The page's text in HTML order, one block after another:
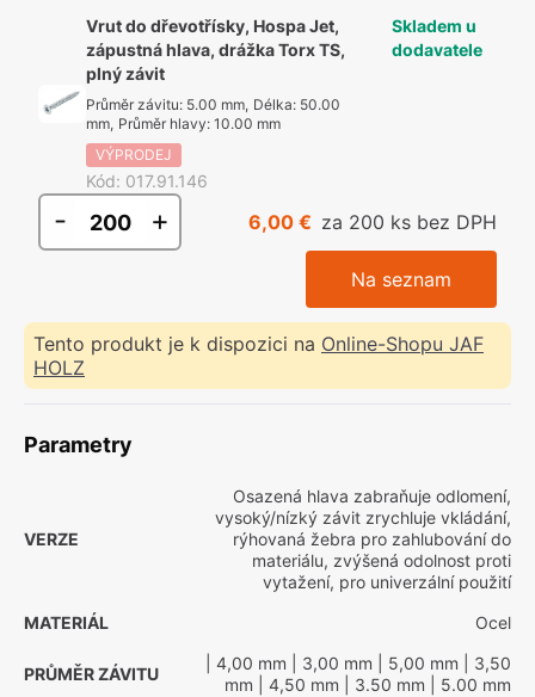
Vrut do dřevotřísky, Hospa Jet,
zápustná hlava, drážka Torx TS,
plný závit
Průměr závitu: 5.00 mm, Délka: 50.00
mm, Průměr hlavy: 10.00 mm
VÝPRODEJ
Kód: 017.91.146
Skladem u
dodavatele
- + 6,00 € za 200 ks bez DPH
Na seznam
Tento produkt je k dispozici na Online-Shopu JAF
HOLZ
Parametry
VERZE
Osazená hlava zabraňuje odlomení,
vysoký/nízký závit zrychluje vkládání,
rýhovaná žebra pro zahlubování do
materiálu, zvýšená odolnost proti
vytažení, pro univerzální použití
MATERIÁL
Ocel
PRŮMĚR ZÁVITU
| 4,00 mm | 3,00 mm | 5,00 mm | 3,50
mm | 4,50 mm | 3.50 mm | 5.00 mm